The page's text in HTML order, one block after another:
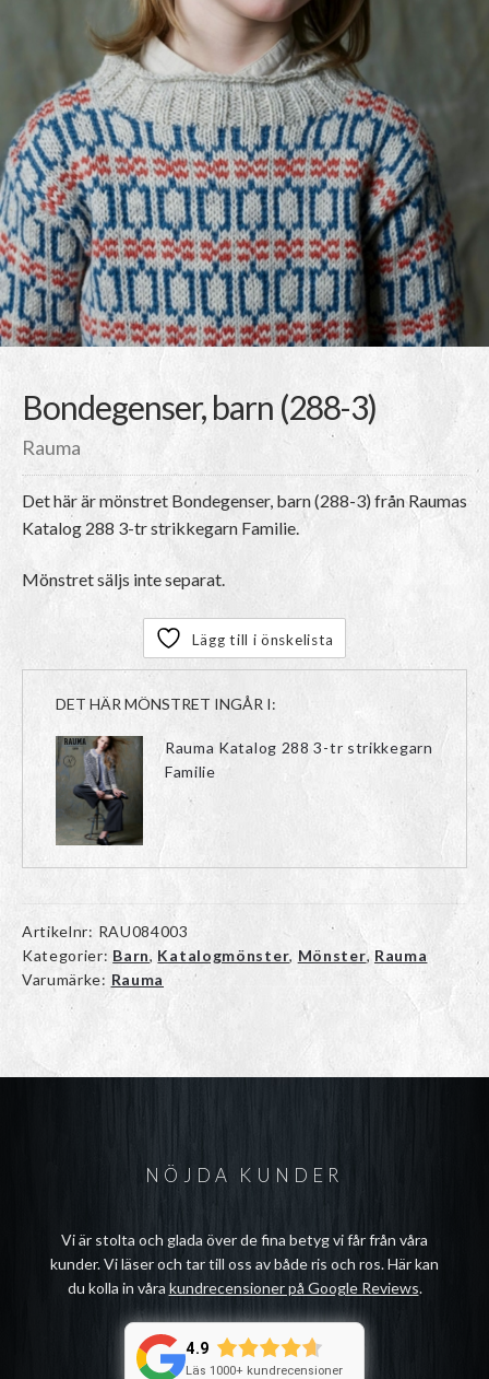
Bondegenser, barn (288-3)
Rauma
Det här är mönstret Bondegenser, barn (288-3) från Raumas
Katalog 288 3-tr strikkegarn Familie.
Mönstret säljs inte separat.
Lägg till i önskelista
DET HÄR MÖNSTRET INGÅR I:
Rauma Katalog 288 3-tr strikkegarn
Familie
Artikelnr: RAU084003
Kategorier: Barn, Katalogmönster, Mönster, Rauma
Varumärke: Rauma
NÖJDA KUNDER
Vi är stolta och glada över de fina betyg vi får från våra
kunder. Vi läser och tar till oss av både ris och ros. Här kan
du kolla in våra kundrecensioner på Google Reviews.
4.9
Läs 1000+ kundrecensioner